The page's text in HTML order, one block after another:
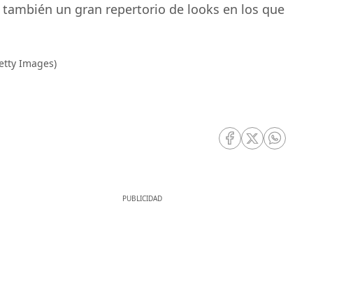
un gran repertorio de looks en los que
Images)
RRSS Facebook
RRSS Twitter
RRSS